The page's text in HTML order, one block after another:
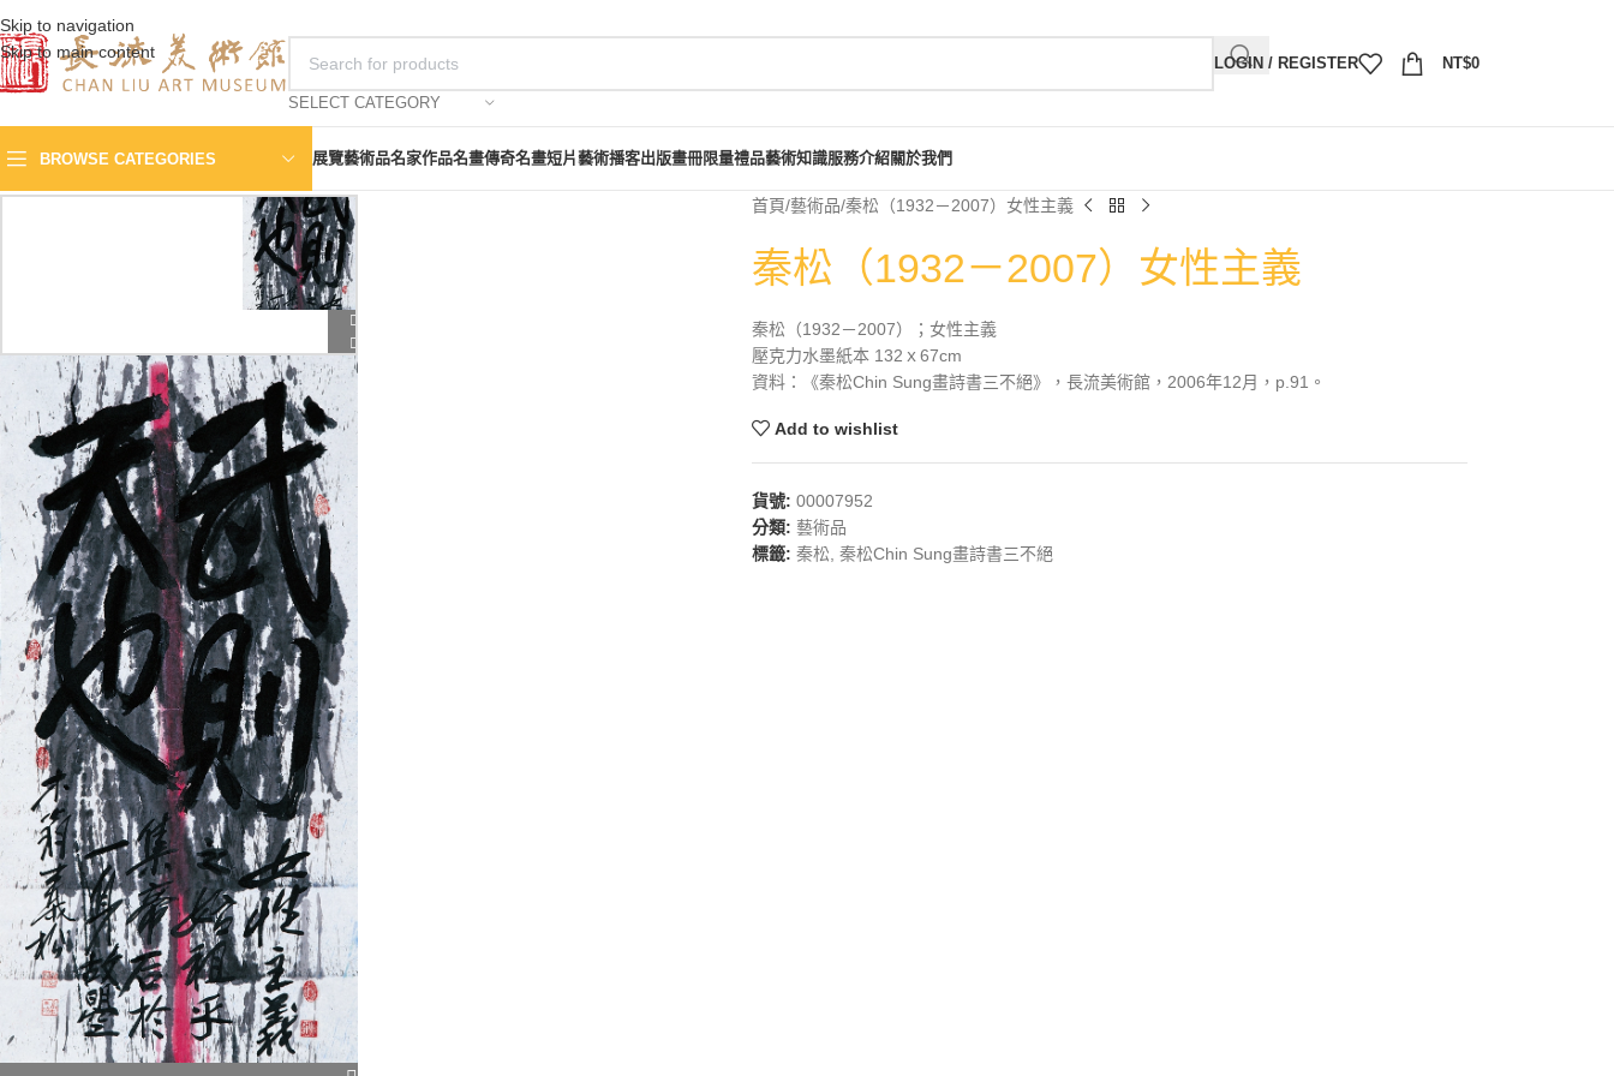
Skip to navigation
Skip to main content
SELECT CATEGORY
LOGIN / REGISTER NT$0
BROWSE CATEGORIES 展覽藝術品名家作品名畫傳奇名畫短片藝術播客出版畫冊限量禮品藝術知識服務介紹關於我們
首頁 藝術品 秦松（1932－2007）女性主義
秦松（1932－2007）女性主義
秦松（1932－2007）；女性主義
壓克力水墨紙本 132ｘ67cm
資料：《秦松Chin Sung畫詩書三不絕》，長流美術館，2006年12月，p.91。
Add to wishlist
貨號: 00007952
分類: 藝術品
標籤: 秦松 秦松Chin Sung畫詩書三不絕